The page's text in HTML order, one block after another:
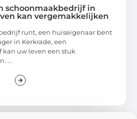
schoonmaakbedrijf in
kan vergemakkelijken
runt, een huiseigenaar bent
in Kerkrade, een
uw leven een stuk
...